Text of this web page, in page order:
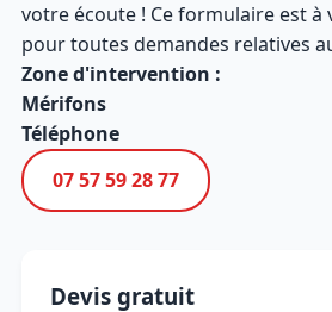
votre écoute ! Ce formulaire est
pour toutes demandes relatives
Zone d'intervention :
Mérifons
Téléphone
07 57 59 28 77
Devis gratuit